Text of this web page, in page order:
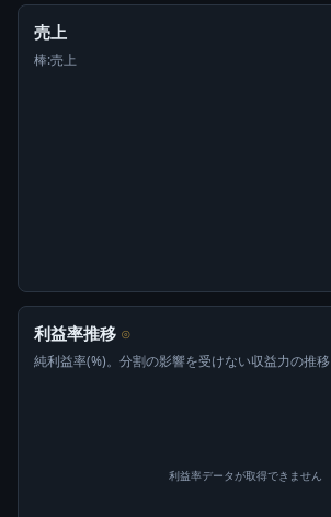
売上
棒:売上
利益率推移 ⊙
純利益率(%)。分割の影響を受けない収益力の推移
利益率データが取得できません